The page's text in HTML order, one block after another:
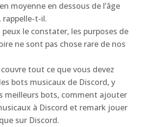
moyenne en dessous de l’âge
rappelle-t-il.
le constater, les purposes de
ne sont pas chose rare de nos
tout ce que vous devez
bots musicaux de Discord, y
meilleurs bots, comment ajouter
à Discord et remark jouer
sur Discord.